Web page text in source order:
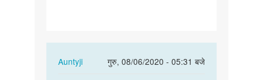
Auntyji
गुरु, 08/06/2020 - 05:31 बजे
In